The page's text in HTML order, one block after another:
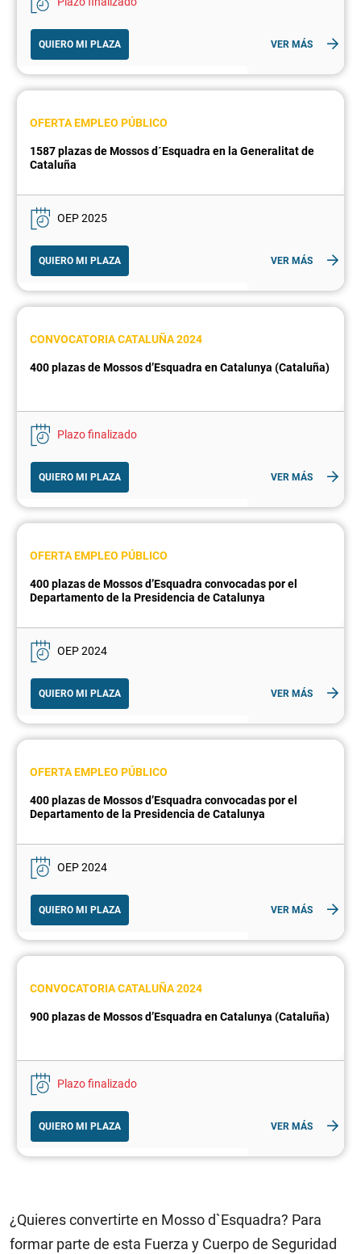
QUIERO MI PLAZA VER MÁS
OFERTA EMPLEO PÚBLICO
1587 plazas de Mossos d´Esquadra en la Generalitat de
Cataluña
OEP 2025
QUIERO MI PLAZA VER MÁS
CONVOCATORIA CATALUÑA 2024
400 plazas de Mossos d’Esquadra en Catalunya (Cataluña)
Plazo finalizado
QUIERO MI PLAZA VER MÁS
OFERTA EMPLEO PÚBLICO
400 plazas de Mossos d’Esquadra convocadas por el
Departamento de la Presidencia de Catalunya
OEP 2024
QUIERO MI PLAZA VER MÁS
OFERTA EMPLEO PÚBLICO
400 plazas de Mossos d’Esquadra convocadas por el
Departamento de la Presidencia de Catalunya
OEP 2024
QUIERO MI PLAZA VER MÁS
CONVOCATORIA CATALUÑA 2024
900 plazas de Mossos d’Esquadra en Catalunya (Cataluña)
Plazo finalizado
QUIERO MI PLAZA VER MÁS
¿Quieres convertirte en Mosso d`Esquadra? Para
formar parte de esta Fuerza y Cuerpo de Seguridad